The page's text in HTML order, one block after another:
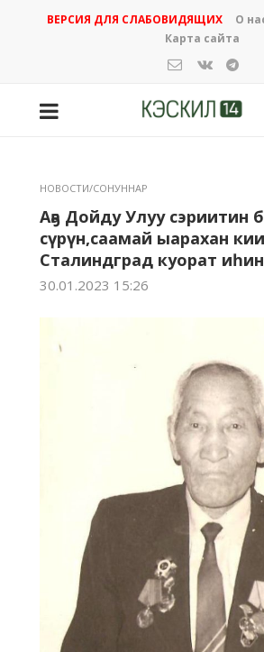
ВЕРСИЯ ДЛЯ СЛАБОВИДЯЩИХ О
Карта сайта
НОВОСТИ/СОНУННАР
Аҕа Дойду Улуу сэриитин
сүрүн,саамай ыарахан
Сталиндград куорат
30.01.2023 15:26